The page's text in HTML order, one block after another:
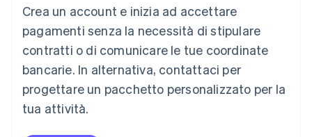
Crea un account e inizia ad accettare
pagamenti senza la necessità di stipulare
contratti o di comunicare le tue coordinate
bancarie. In alternativa, contattaci per
progettare un pacchetto personalizzato per la
tua attività.
DeutschEnglish
Lituania
Français DeutschEnglish
Malaysia
English 简体中文
Malta